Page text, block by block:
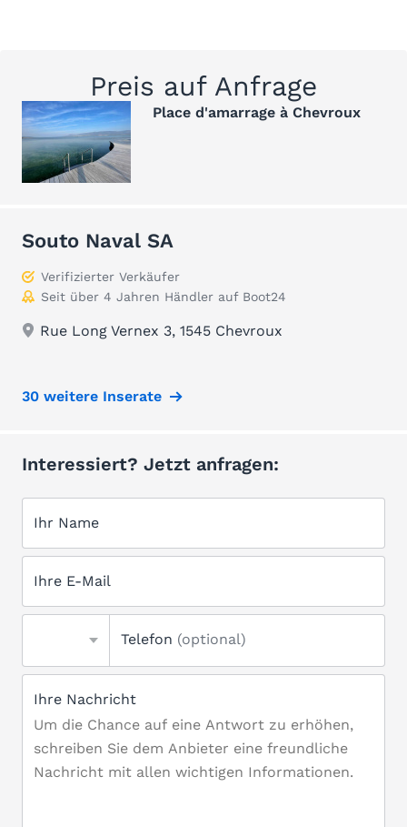
Preis auf Anfrage
Place d'amarrage à Chevroux
Souto Naval SA
Verifizierter Verkäufer
Seit über 4 Jahren Händler auf Boot24
Rue Long Vernex 3, 1545 Chevroux
30 weitere Inserate
Interessiert? Jetzt anfragen:
Ihr Name
Ihre E-Mail
Telefon (optional)
Ihre Nachricht